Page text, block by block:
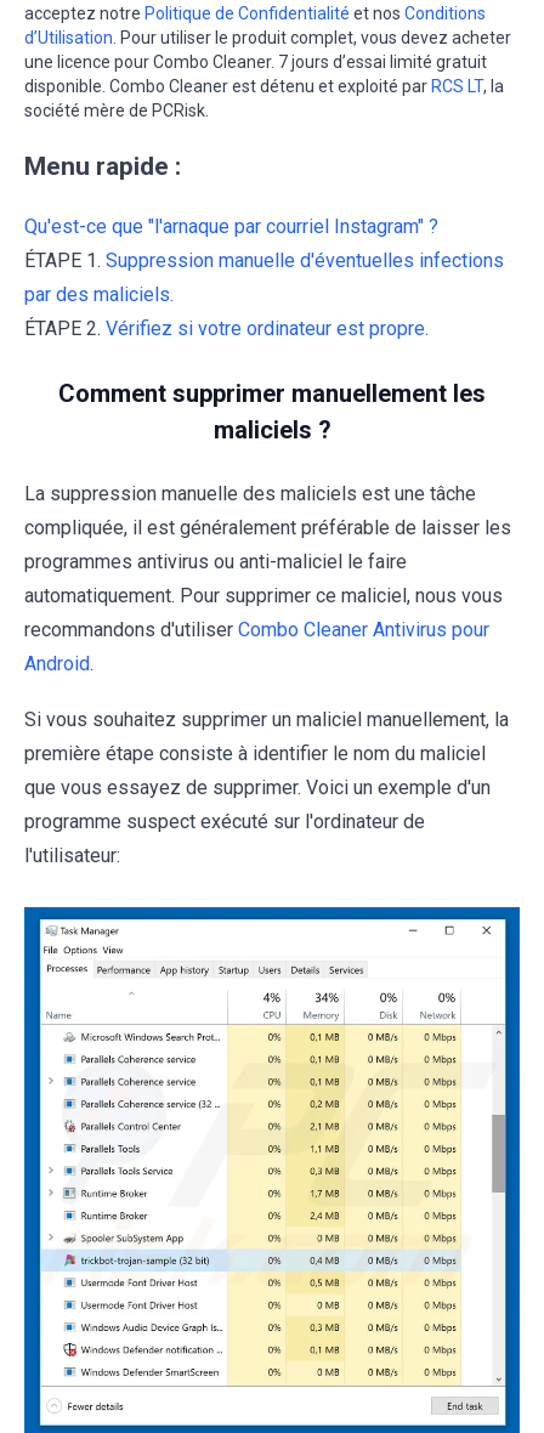
acceptez notre Politique de Confidentialité et nos Conditions
d’Utilisation . Pour utiliser le produit complet, vous devez acheter
une licence pour Combo Cleaner. 7 jours d’essai limité gratuit
disponible. Combo Cleaner est détenu et exploité par RCS LT, la
société mère de PCRisk.
Menu rapide :
Qu'est-ce que "l'arnaque par courriel Instagram" ?
ÉTAPE 1. Suppression manuelle d'éventuelles infections
par des maliciels.
ÉTAPE 2. Vérifiez si votre ordinateur est propre.
Comment supprimer manuellement les
maliciels ?
La suppression manuelle des maliciels est une tâche
compliquée, il est généralement préférable de laisser les
programmes antivirus ou anti-maliciel le faire
automatiquement. Pour supprimer ce maliciel, nous vous
recommandons d'utiliser Combo Cleaner Antivirus pour
Android.
Si vous souhaitez supprimer un maliciel manuellement, la
première étape consiste à identifier le nom du maliciel
que vous essayez de supprimer. Voici un exemple d'un
programme suspect exécuté sur l'ordinateur de
l'utilisateur: